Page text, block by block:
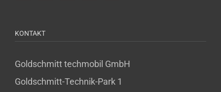
KONTAKT
Goldschmitt techmobil GmbH
Goldschmitt-Technik-Park 1